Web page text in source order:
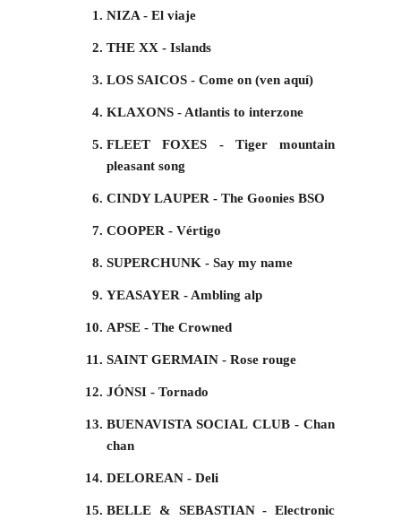
NIZA - El viaje
THE XX - Islands
LOS SAICOS - Come on (ven aquí)
KLAXONS - Atlantis to interzone
FLEET FOXES - Tiger mountain
pleasant song
CINDY LAUPER - The Goonies BSO
COOPER - Vértigo
SUPERCHUNK - Say my name
YEASAYER - Ambling alp
APSE - The Crowned
SAINT GERMAIN - Rose rouge
JÓNSI - Tornado
BUENAVISTA SOCIAL CLUB - Chan
chan
DELOREAN - Deli
BELLE & SEBASTIAN - Electronic